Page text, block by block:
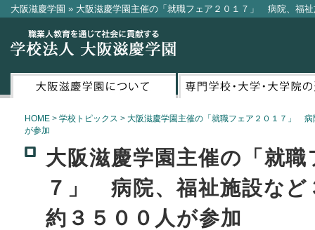
大阪滋慶学園 » 大阪滋慶学園主催の「就職フェア２０１７」 病院、福
HOME > 学校トピックス > 大阪滋慶学園主催の「就職フェア２０１７」
が参加
大阪滋慶学園主催の「就
７」 病院、福祉施設など
約３５００人が参加